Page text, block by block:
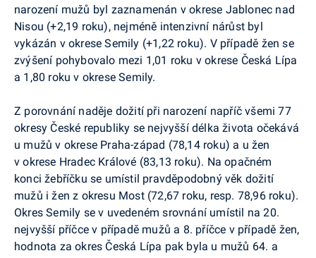
narození mužů byl zaznamenán v okrese Jablonec nad
Nisou (+2,19 roku), nejméně intenzivní nárůst byl
vykázán v okrese Semily (+1,22 roku). V případě žen se
zvýšení pohybovalo mezi 1,01 roku v okrese Česká Lípa
a 1,80 roku v okrese Semily.
Z porovnání naděje dožití při narození napříč všemi 77
okresy České republiky se nejvyšší délka života očekává
u mužů v okrese Praha-západ (78,14 roku) a u žen
v okrese Hradec Králové (83,13 roku). Na opačném
konci žebříčku se umístil pravděpodobný věk dožití
mužů i žen z okresu Most (72,67 roku, resp. 78,96 roku).
Okres Semily se v uvedeném srovnání umístil na 20.
nejvyšší příčce v případě mužů a 8. příčce v případě žen,
hodnota za okres Česká Lípa pak byla u mužů 64. a